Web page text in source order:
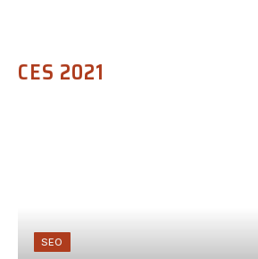
CES 2021
SEO